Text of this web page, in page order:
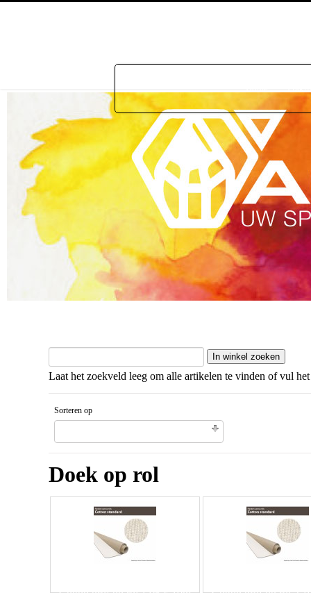
Laat het zoekveld leeg om alle artikelen te vinden of vul
Sorteren op
Doek op rol
Cotton prof op rol 1,05 x 10m Cotton prof op rol